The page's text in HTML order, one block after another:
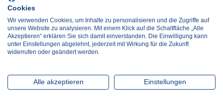
Lieferzeit ca. 2-3 Werktage
im Zulauf, Wiederbeschaffungszeit ca. 1 Woche
Artikel wird auftragsbezogen für Sie beschafft, Lieferzeit nach Absprache
Details
Cookies
Wir verwenden Cookies, um Inhalte zu personalisieren und die Zugriffe auf
unsere Website zu analysieren. Mit einem Klick auf die Schaltfläche „Alle
Akzeptieren“ erklären Sie sich damit einverstanden. Die Einwilligung kann
unter Einstellungen abgelehnt, jederzeit mit Wirkung für die Zukunft
widerrufen oder geändert werden.
Alle akzeptieren Einstellungen